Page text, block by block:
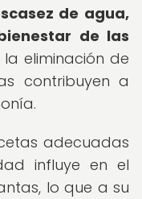
de agua,
de las
eliminación de
contribuyen a
adecuadas
influye en el
lo que a su